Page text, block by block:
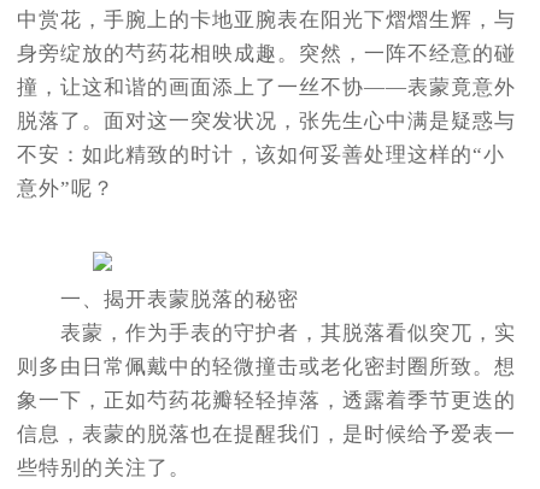
中赏花，手腕上的卡地亚腕表在阳光下熠熠生辉，与
身旁绽放的芍药花相映成趣。突然，一阵不经意的碰
撞，让这和谐的画面添上了一丝不协——表蒙竟意外
脱落了。面对这一突发状况，张先生心中满是疑惑与
不安：如此精致的时计，该如何妥善处理这样的“小
意外”呢？
一、揭开表蒙脱落的秘密
表蒙，作为手表的守护者，其脱落看似突兀，实
则多由日常佩戴中的轻微撞击或老化密封圈所致。想
象一下，正如芍药花瓣轻轻掉落，透露着季节更迭的
信息，表蒙的脱落也在提醒我们，是时候给予爱表一
些特别的关注了。